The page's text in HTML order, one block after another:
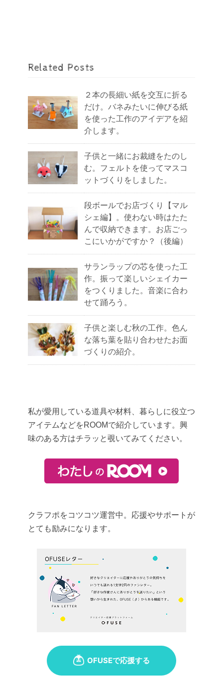
Related Posts
２本の長細い紙を交互に折る
だけ。バネみたいに伸びる紙
を使った工作のアイデアを紹
介します。
子供と一緒にお裁縫をたのし
む。フェルトを使ってマスコ
ットづくりをしました。
段ボールでお店づくり【マル
シェ編】。使わない時はたた
んで収納できます。お店ごっ
こにいかがですか？（後編）
サランラップの芯を使った工
作。振って楽しいシェイカー
をつくりました。音楽に合わ
せて踊ろう。
子供と楽しむ秋の工作。色ん
な落ち葉を貼り合わせたお面
づくりの紹介。
私が愛用している道具や材料、暮らしに役立つ
アイテムなどをROOMで紹介しています。興
味のある方はチラッと覗いてみてください。
クラフポをコツコツ運営中。応援やサポートが
とても励みになります。